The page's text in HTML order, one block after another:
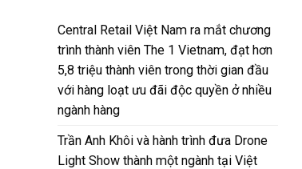
Central Retail Việt Nam ra mắt chương
trình thành viên The 1 Vietnam, đạt hơn
5,8 triệu thành viên trong thời gian đầu
với hàng loạt ưu đãi độc quyền ở nhiều
ngành hàng
Trần Anh Khôi và hành trình đưa Drone
Light Show thành một ngành tại Việt